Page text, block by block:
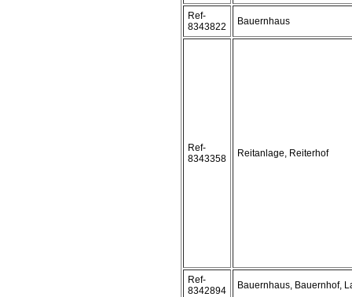
Ref-
8343822
Bauernhaus
Ref-
8343358
Reitanlage, Reiterhof
Ref-
8342894
Bauernhaus, Bauernhof,